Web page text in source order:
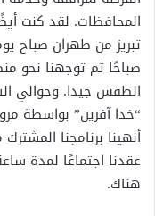
المحافظات. لقد كنت
تبريز من طهران صباح
صباحًا ثم توجهنا نحو
الطقس جيدا. وحوالي
“خدا آفرين” بواسطة
أنهينا برنامجنا
عقدنا اجتماعًا لمدة
هناك.